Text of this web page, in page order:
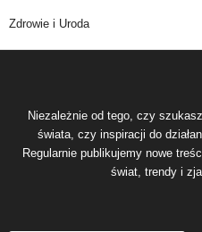
Zdrowie i Uroda
Niezależnie od tego, czy
świata, czy inspiracji do
Regularnie publikujemy nowe
świat, trendy i